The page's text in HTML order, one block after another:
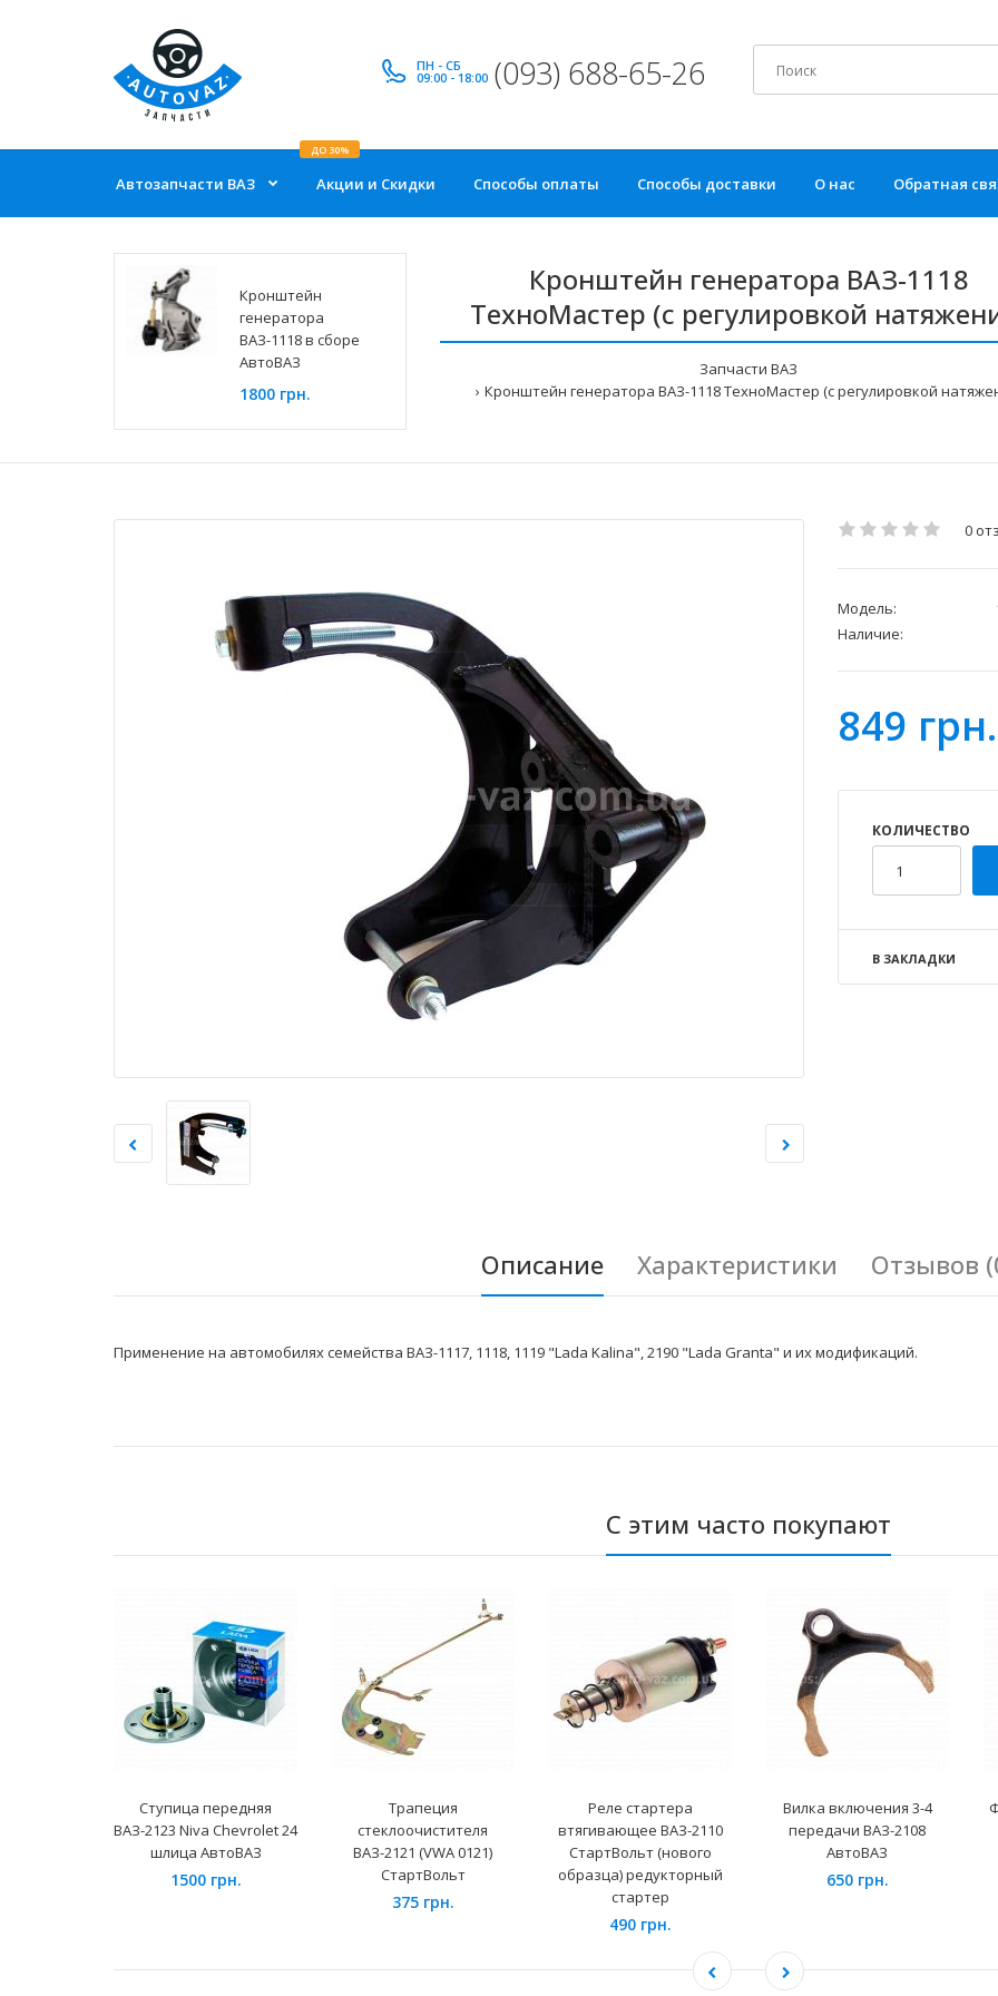
ПН - СБ
09:00 - 18:00 (093) 688-65-26
Автозапчасти ВАЗ Акции и Скидки
ДО 30%
Способы оплаты Способы доставки О нас Обратная
Кронштейн
генератора
ВАЗ-1118 в сборе
АвтоВАЗ
1800 грн.
Кронштейн генератора ВАЗ-1118
ТехноМастер (с регулировкой
Запчасти ВАЗ
Кронштейн генератора ВАЗ-1118 ТехноМастер (с регулировкой
0
Модель:
Наличие:
849 грн.
КОЛИЧЕСТВО
В ЗАКЛАДКИ
Описание Характеристики Отзывов
Применение на автомобилях семейства ВАЗ-1117, 1118, 1119 "Lada Kalina", 2190 "Lada Granta" и их модификаций.
С этим часто покупают
Ступица передняя
ВАЗ-2123 Niva Chevrolet 24
шлица АвтоВАЗ
1500 грн.
Трапеция
стеклоочистителя
ВАЗ-2121 (VWA 0121)
СтартВольт
375 грн.
Реле стартера
втягивающее ВАЗ-2110
СтартВольт (нового
образца) редукторный
стартер
490 грн.
Вилка включения 3-4
передачи ВАЗ-2108
АвтоВАЗ
650 грн.